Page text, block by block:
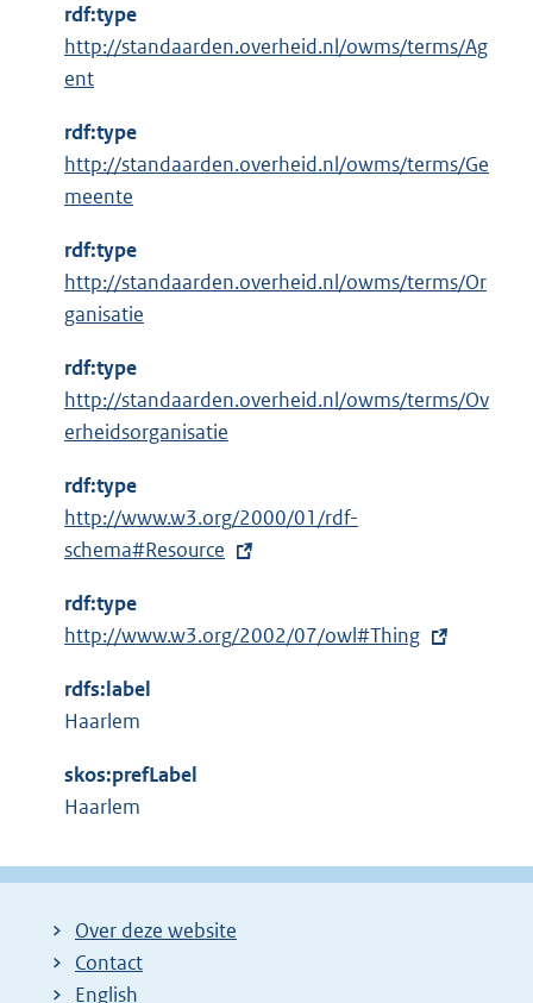
t
e
r
e
n
k
:
rdf:type
http://standaarden.overheid.nl/owms/terms/Ag
ent
rdf:type
http://standaarden.overheid.nl/owms/terms/Ge
meente
rdf:type
http://standaarden.overheid.nl/owms/terms/Or
ganisatie
rdf:type
http://standaarden.overheid.nl/owms/terms/Ov
erheidsorganisatie
rdf:type
E
x
e
r
e
i
n
:
http://www.w3.org/2000/01/rdf-
schema#Resource
rdf:type
E
t
e
n
l
http://www.w3.org/2002/07/owl#Thing
rdfs:label
Haarlem
skos:prefLabel
Haarlem
Over deze website
Contact
English